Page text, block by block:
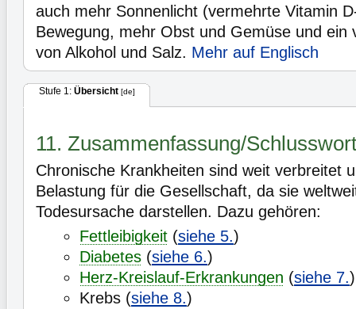
auch mehr Sonnenlicht (vermehrte Vitamin
Bewegung, mehr Obst und Gemüse und ein
von Alkohol und Salz. Mehr auf Englisch
Stufe 1: Übersicht[de]
11. Zusammenfassung/Schlusswort
Chronische Krankheiten sind weit verbreitet
Belastung für die Gesellschaft, da sie
Todesursache darstellen. Dazu gehören:
Fettleibigkeit (siehe 5.)
Diabetes (siehe 6.)
Herz-Kreislauf-Erkrankungen (siehe 7.)
Krebs (siehe 8.)